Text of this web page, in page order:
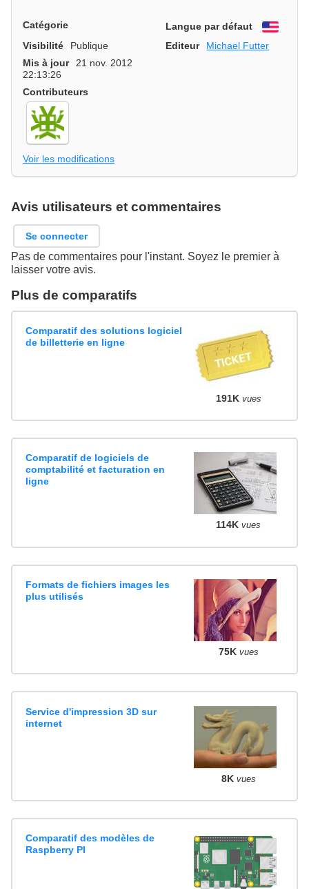
Catégorie Langue par défaut
Visibilité
Publique Editeur
Michael Futter
Mis à jour
21 nov. 2012
22:13:26
Contributeurs
Voir les modifications
Avis utilisateurs et commentaires
Se connecter
Pas de commentaires pour l'instant. Soyez le premier à
laisser votre avis.
Plus de comparatifs
Comparatif des solutions logiciel
de billetterie en ligne
191K vues
Comparatif de logiciels de
comptabilité et facturation en
ligne
114K vues
Formats de fichiers images les
plus utilisés
75K vues
Service d'impression 3D sur
internet
8K vues
Comparatif des modèles de
Raspberry PI